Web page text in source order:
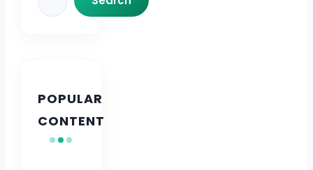
Search
POPULAR
CONTENT